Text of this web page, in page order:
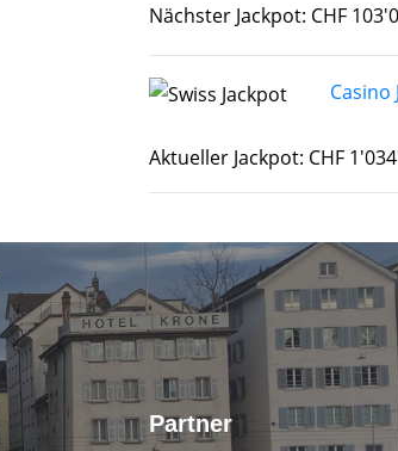
Nächster Jackpot: CHF
Casino
Aktueller Jackpot: CHF
Partner